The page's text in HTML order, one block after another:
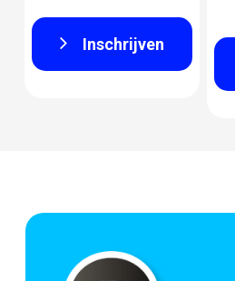
Inschrijven